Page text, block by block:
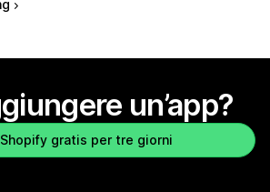
un’app?
gratis per tre giorni